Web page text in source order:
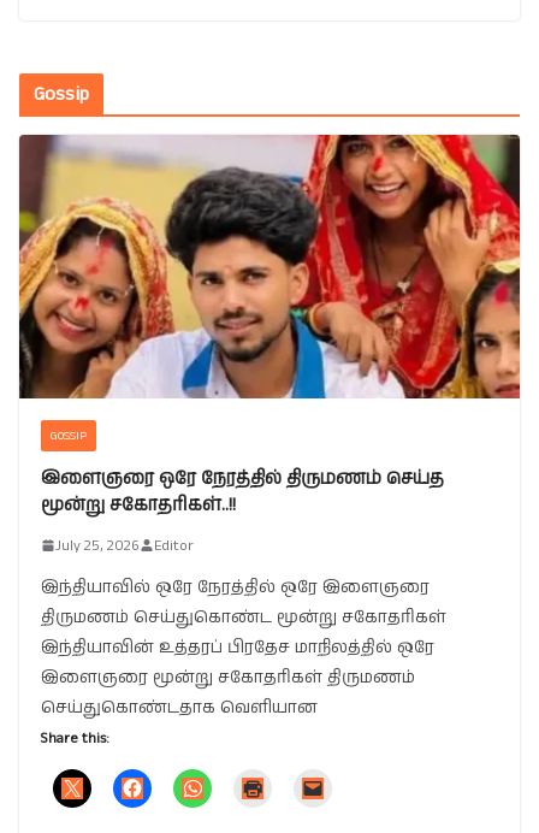
Gossip
GOSSIP
இளைஞரை ஒரே நேரத்தில் திருமணம் செய்த
மூன்று சகோதரிகள்..!!
July 25, 2026 Editor
இந்தியாவில் ஒரே நேரத்தில் ஒரே இளைஞரை
திருமணம் செய்துகொண்ட மூன்று சகோதரிகள்
இந்தியாவின் உத்தரப் பிரதேச மாநிலத்தில் ஒரே
இளைஞரை மூன்று சகோதரிகள் திருமணம்
செய்துகொண்டதாக வெளியான
Share this: